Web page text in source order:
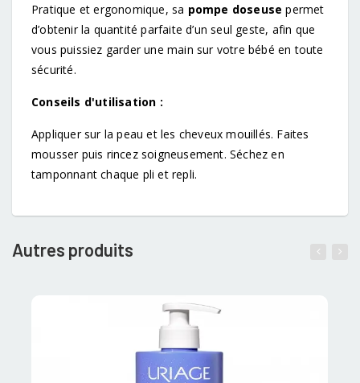
Pratique et ergonomique, sa pompe doseuse permet
d’obtenir la quantité parfaite d’un seul geste, afin que
vous puissiez garder une main sur votre bébé en toute
sécurité.
Conseils d'utilisation :
Appliquer sur la peau et les cheveux mouillés. Faites
mousser puis rincez soigneusement. Séchez en
tamponnant chaque pli et repli.
Autres produits